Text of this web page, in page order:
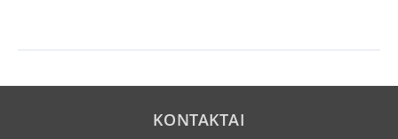
KONTAKTAI